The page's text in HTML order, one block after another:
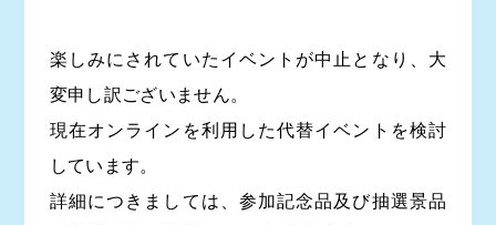
楽しみにされていたイベントが中止となり、大
変申し訳ございません。
現在オンラインを利用した代替イベントを検討
しています。
詳細につきましては、参加記念品及び抽選景品